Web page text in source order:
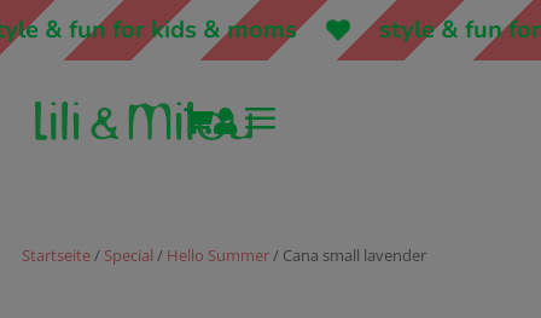
& fun for kids & moms style & fun for
a
Startseite/ Special / Hello Summer/ Cana small lavender